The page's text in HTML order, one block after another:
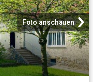
Foto anschauen